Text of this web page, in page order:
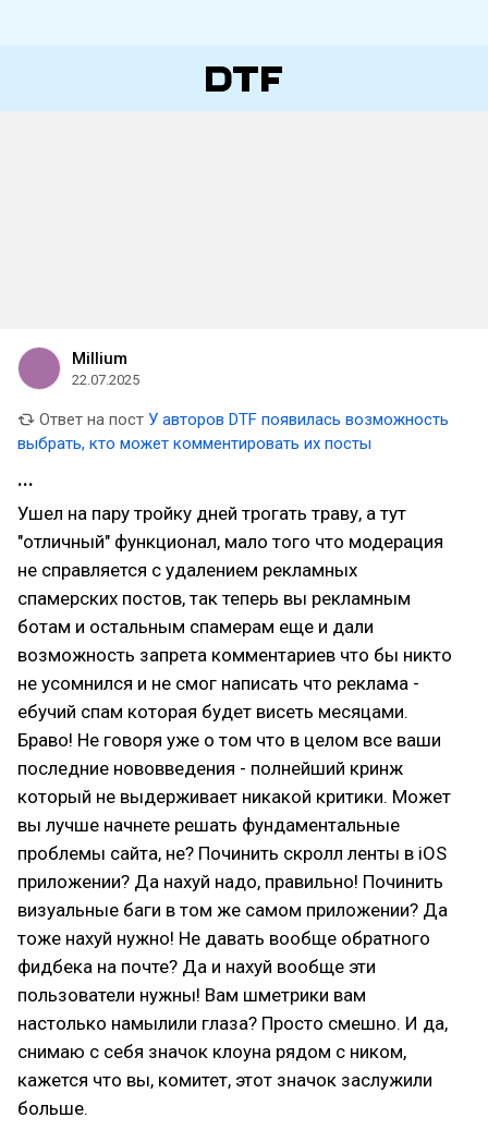
Millium
22.07.2025
Ответ на пост У авторов DTF появилась возможность
выбрать, кто может комментировать их посты
...
Ушел на пару тройку дней трогать траву, а тут
"отличный" функционал, мало того что модерация
не справляется с удалением рекламных
спамерских постов, так теперь вы рекламным
ботам и остальным спамерам еще и дали
возможность запрета комментариев что бы никто
не усомнился и не смог написать что реклама -
ебучий спам которая будет висеть месяцами.
Браво! Не говоря уже о том что в целом все ваши
последние нововведения - полнейший кринж
который не выдерживает никакой критики. Может
вы лучше начнете решать фундаментальные
проблемы сайта, не? Починить скролл ленты в iOS
приложении? Да нахуй надо, правильно! Починить
визуальные баги в том же самом приложении? Да
тоже нахуй нужно! Не давать вообще обратного
фидбека на почте? Да и нахуй вообще эти
пользователи нужны! Вам шметрики вам
настолько намылили глаза? Просто смешно. И да,
снимаю с себя значок клоуна рядом с ником,
кажется что вы, комитет, этот значок заслужили
больше.